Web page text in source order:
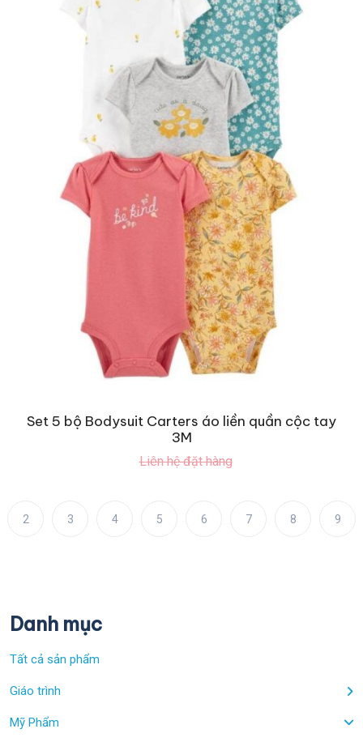
Set 5 bộ Bodysuit Carters áo liền quần cộc tay
3M
Liên hệ đặt hàng
2 3 4 5 6 7 8 9
Danh mục
Tất cả sản phẩm
Giáo trình
Mỹ Phẩm